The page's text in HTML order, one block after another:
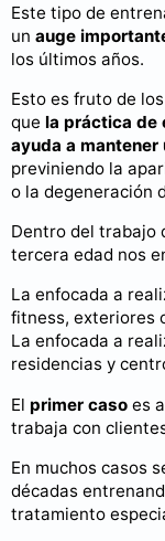
Este tipo de
un auge
los últimos años.
Esto es fruto de
que la práctica de
ayuda a
previniendo la
o la degeneración
Dentro del trabajo
tercera edad nos
La enfocada a
fitness, exteriores
La enfocada a
residencias y
El primer caso es
trabaja con
En muchos casos
décadas
tratamiento